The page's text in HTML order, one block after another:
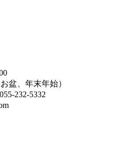
盆、年末年始）
232-5332